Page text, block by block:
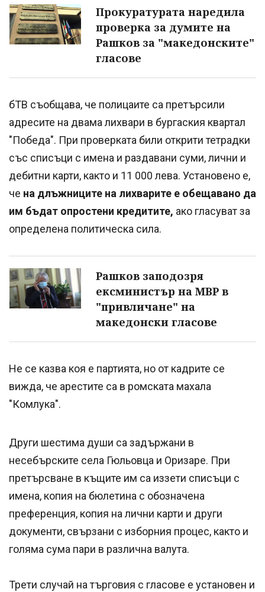
Прокуратурата наредила
проверка за думите на
Рашков за "македонските"
гласове
бТВ съобщава, че полицаите са претърсили
адресите на двама лихвари в бургаския квартал
"Победа". При проверката били открити тетрадки
със списъци с имена и раздавани суми, лични и
дебитни карти, както и 11 000 лева. Установено е,
че на длъжниците на лихварите е обещавано да
им бъдат опростени кредитите, ако гласуват за
определена политическа сила.
Рашков заподозря
ексминистър на МВР в
"привличане" на
македонски гласове
Не се казва коя е партията, но от кадрите се
вижда, че арестите са в ромската махала
"Комлука".
Други шестима души са задържани в
несебърските села Гюльовца и Оризаре. При
претърсване в къщите им са иззети списъци с
имена, копия на бюлетина с обозначена
преференция, копия на лични карти и други
документи, свързани с изборния процес, както и
голяма сума пари в различна валута.
Трети случай на търговия с гласове е установен и